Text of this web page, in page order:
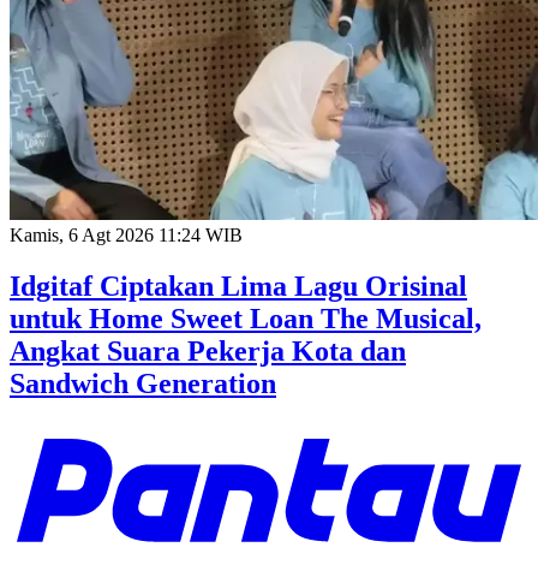
Kamis, 6 Agt 2026 11:24 WIB
Idgitaf Ciptakan Lima Lagu Orisinal
untuk Home Sweet Loan The Musical,
Angkat Suara Pekerja Kota dan
Sandwich Generation